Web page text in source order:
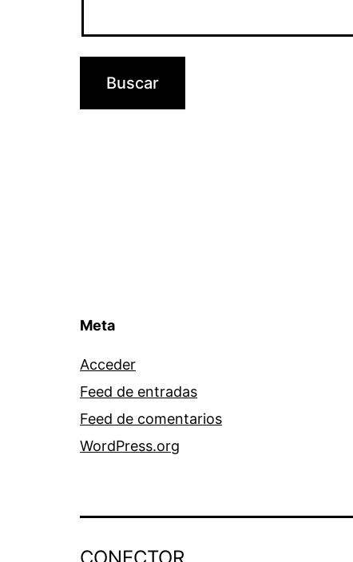
Meta
Acceder
Feed de entradas
Feed de comentarios
WordPress.org